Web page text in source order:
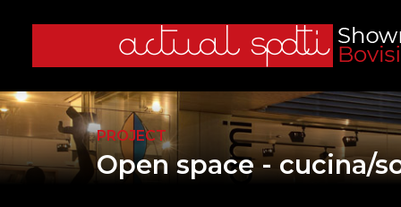
PROJECT
Open space - cucina/